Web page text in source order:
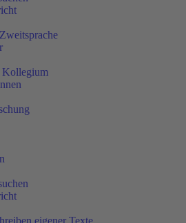
Kollegium
eigener Texte